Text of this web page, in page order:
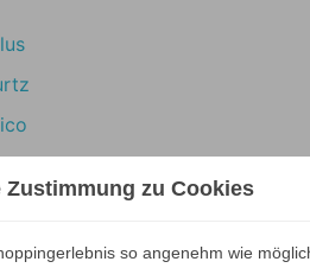
Zustimmung zu Cookies
so angenehm wie